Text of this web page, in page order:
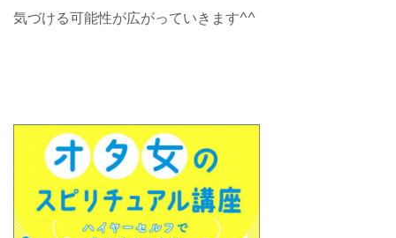
気づける可能性が広がっていきます^^